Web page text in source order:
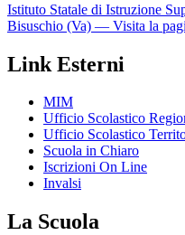
Istituto Statale di Istruzione
Bisuschio (Va) — Visita la
Link Esterni
MIM
Ufficio Scolastico
Ufficio Scolastico
Scuola in Chiaro
Iscrizioni On Line
Invalsi
La Scuola